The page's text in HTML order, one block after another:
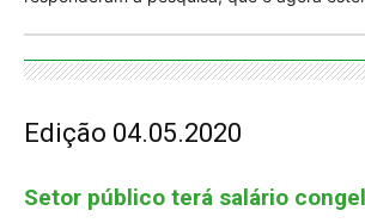
Edição 04.05.2020
Setor público terá salário